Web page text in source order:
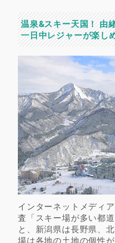
温泉&スキー天国！ 由
一日中レジャーが楽し
インターネットメディ
査「スキー場が多い都
と、新潟県は長野県、
場は各地の土地の個性